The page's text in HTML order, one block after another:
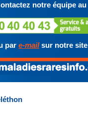
notre équipe au
par e-mailsur notre site